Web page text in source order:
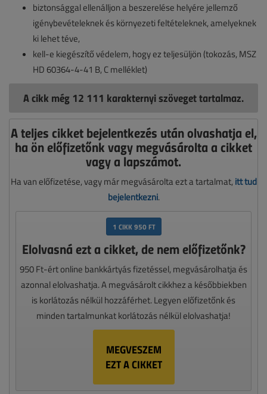
biztonsággal ellenálljon a beszerelése helyére jellemző
igénybevételeknek és környezeti feltételeknek, amelyeknek
ki lehet téve,
kell-e kiegészítő védelem, hogy ez teljesüljön (tokozás, MSZ
HD 60364-4-41 B, C melléklet)
A cikk még 12 111 karakternyi szöveget tartalmaz.
A teljes cikket bejelentkezés után olvashatja el,
ha ön előfizetőnk vagy megvásárolta a cikket
vagy a lapszámot.
Ha van előfizetése, vagy már megvásárolta ezt a tartalmat, itt tud
bejelentkezni.
1 CIKK 950 FT
Elolvasná ezt a cikket, de nem előfizetőnk?
950 Ft-ért online bankkártyás fizetéssel, megvásárolhatja és
azonnal elolvashatja. A megvásárolt cikkhez a későbbiekben
is korlátozás nélkül hozzáférhet. Legyen előfizetőnk és
minden tartalmunkat korlátozás nélkül elolvashatja!
MEGVESZEM
EZT A CIKKET